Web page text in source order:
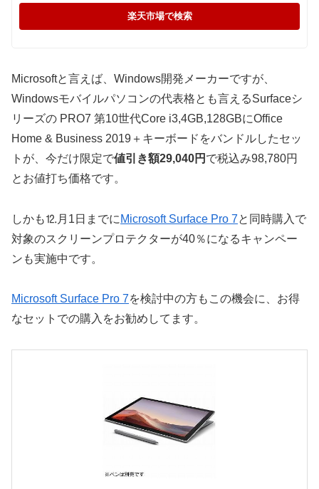
楽天市場で検索
Microsoftと言えば、Windows開発メーカーですが、
Windowsモバイルパソコンの代表格とも言えるSurfaceシ
リーズの PRO7 第10世代Core i3,4GB,128GBにOffice
Home & Business 2019＋キーボードをバンドルしたセッ
トが、今だけ限定で値引き額29,040円 で税込み98,780円
とお値打ち価格です。
しかも⒓月1日までに Microsoft Surface Pro 7と同時購入で
対象のスクリーンプロテクターが40％になるキャンペー
ンも実施中です。
Microsoft Surface Pro 7を検討中の方もこの機会に、お得
なセットでの購入をお勧めしてます。